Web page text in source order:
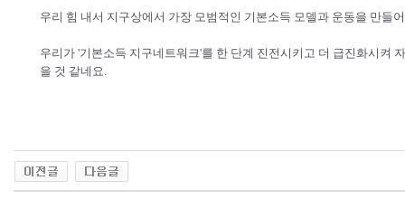
우리 힘 내서 지구상에서 가장 모범적인 기본소득 모델과 운동을 만들
우리가 '기본소득 지구네트워크'를 한 단계 진전시키고 더 급진화시켜
을 것 같네요.